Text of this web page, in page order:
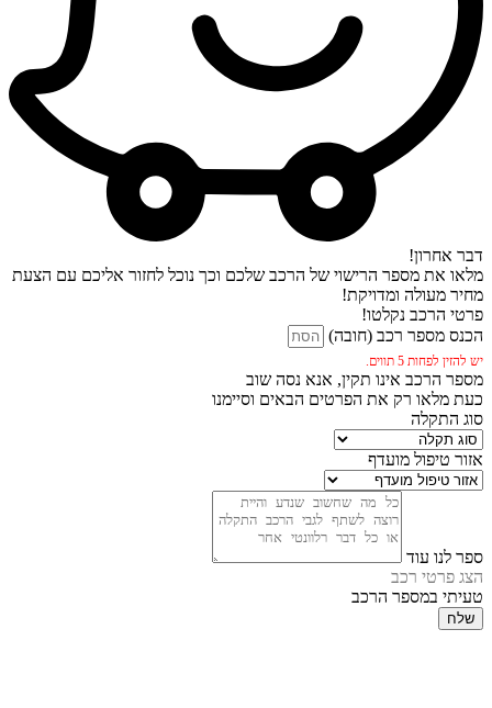
דבר אחרון!
מלאו את מספר הרישוי של הרכב שלכם וכך נוכל לחזור אליכם עם הצעת
מחיר מעולה ומדויקת!
פרטי הרכב נקלטו!
הכנס מספר רכב (חובה)
יש להזין לפחות 5 תווים.
מספר הרכב אינו תקין, אנא נסה שוב
כעת מלאו רק את הפרטים הבאים וסיימנו
סוג התקלה
אזור טיפול מועדף
ספר לנו עוד
הצג פרטי רכב
טעיתי במספר הרכב
שלח